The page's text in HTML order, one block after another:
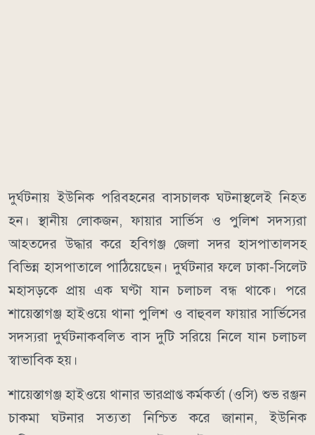
দুর্ঘটনায় ইউনিক পরিবহনের বাসচালক ঘটনাস্থলেই নিহত
হন। স্থানীয় লোকজন, ফায়ার সার্ভিস ও পুলিশ সদস্যরা
আহতদের উদ্ধার করে হবিগঞ্জ জেলা সদর হাসপাতালসহ
বিভিন্ন হাসপাতালে পাঠিয়েছেন। দুর্ঘটনার ফলে ঢাকা-সিলেট
মহাসড়কে প্রায় এক ঘণ্টা যান চলাচল বন্ধ থাকে। পরে
শায়েস্তাগঞ্জ হাইওয়ে থানা পুলিশ ও বাহুবল ফায়ার সার্ভিসের
সদস্যরা দুর্ঘটনাকবলিত বাস দুটি সরিয়ে নিলে যান চলাচল
স্বাভাবিক হয়।
শায়েস্তাগঞ্জ হাইওয়ে থানার ভারপ্রাপ্ত কর্মকর্তা (ওসি) শুভ রঞ্জন
চাকমা ঘটনার সত্যতা নিশ্চিত করে জানান, ইউনিক